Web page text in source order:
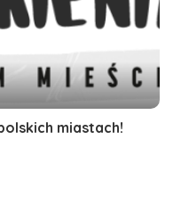
miastach!